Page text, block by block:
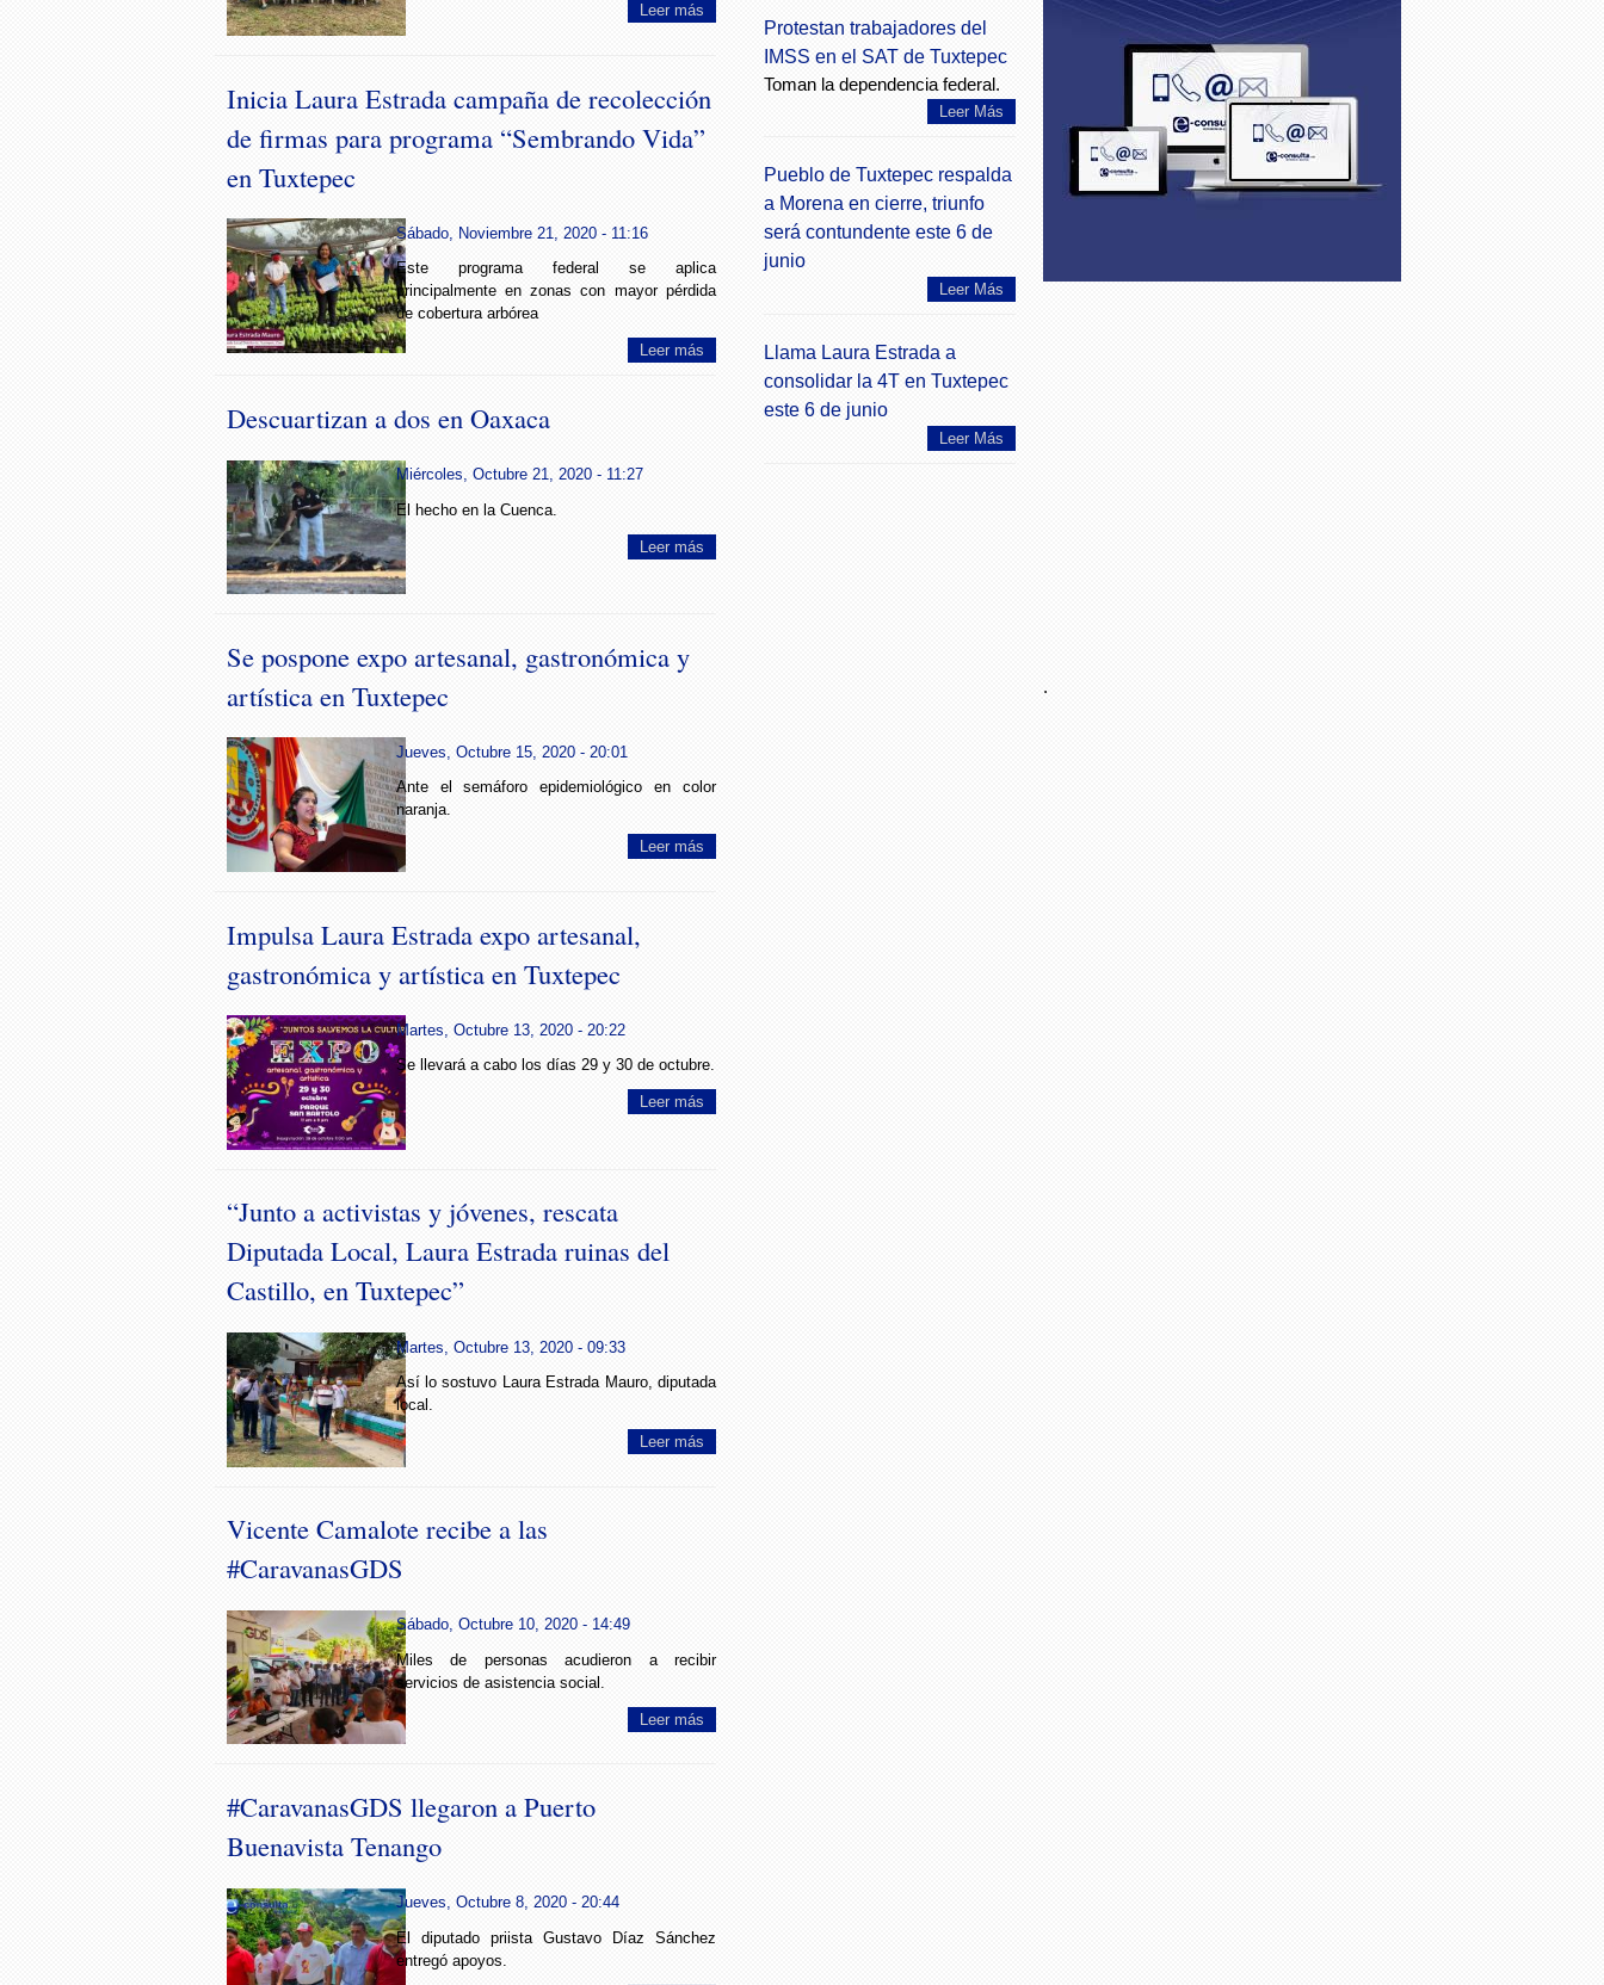
Leer más
Inicia Laura Estrada campaña de recolección
de firmas para programa “Sembrando Vida”
en Tuxtepec
Sábado, Noviembre 21, 2020 - 11:16
Este programa federal se aplica
principalmente en zonas con mayor pérdida
de cobertura arbórea
Leer más
Descuartizan a dos en Oaxaca
Miércoles, Octubre 21, 2020 - 11:27
El hecho en la Cuenca.
Leer más
Se pospone expo artesanal, gastronómica y
artística en Tuxtepec
Jueves, Octubre 15, 2020 - 20:01
Ante el semáforo epidemiológico en color
naranja.
Leer más
Impulsa Laura Estrada expo artesanal,
gastronómica y artística en Tuxtepec
Martes, Octubre 13, 2020 - 20:22
Se llevará a cabo los días 29 y 30 de octubre.
Leer más
“Junto a activistas y jóvenes, rescata
Diputada Local, Laura Estrada ruinas del
Castillo, en Tuxtepec”
Martes, Octubre 13, 2020 - 09:33
Así lo sostuvo Laura Estrada Mauro, diputada
local.
Leer más
Vicente Camalote recibe a las
#CaravanasGDS
Sábado, Octubre 10, 2020 - 14:49
Miles de personas acudieron a recibir
servicios de asistencia social.
Leer más
#CaravanasGDS llegaron a Puerto
Buenavista Tenango
Jueves, Octubre 8, 2020 - 20:44
El diputado priista Gustavo Díaz Sánchez
entregó apoyos.
Protestan trabajadores del
IMSS en el SAT de Tuxtepec
Toman la dependencia federal.
Leer Más
Pueblo de Tuxtepec respalda
a Morena en cierre, triunfo
será contundente este 6 de
junio
Leer Más
Llama Laura Estrada a
consolidar la 4T en Tuxtepec
este 6 de junio
Leer Más
.